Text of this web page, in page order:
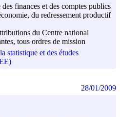
finances et des comptes publics
du redressement productif
du Centre national
tous ordres de mission
statistique et des études
28/01/2009